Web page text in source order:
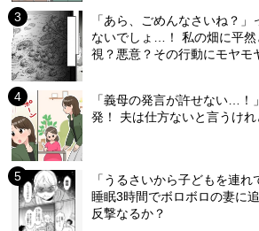
「あら、ごめんなさいね？
ないでしょ…！ 私の畑に平
視？悪意？その行動にモヤモ
「義母の発言が許せない…！
発！ 夫は仕方ないと言うけれ
「うるさいから子どもを連
睡眠3時間でボロボロの妻に
反撃なるか？